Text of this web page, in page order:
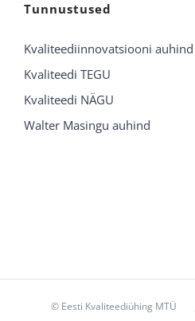
Tunnustused
Kvaliteediinnovatsiooni auhind
Kvaliteedi TEGU
Kvaliteedi NÄGU
Walter Masingu auhind
© Eesti Kvaliteediühing MTÜ